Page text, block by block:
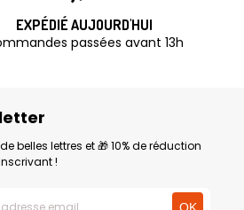
EXPÉDIÉ AUJOURD'HUI
passées avant 13h
belles lettres et 🎁 10% de réduction
!